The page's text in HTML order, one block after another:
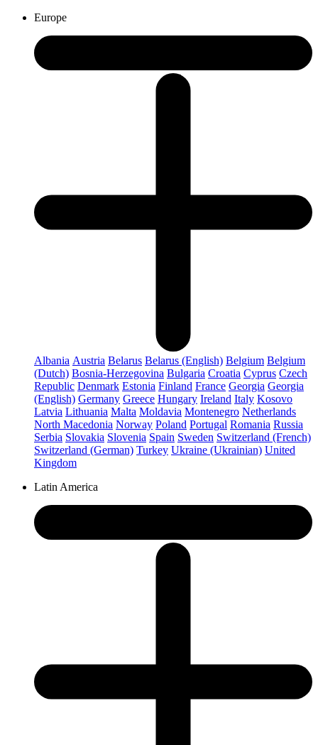
Europe
Albania Austria Belarus Belarus (English) Belgium Belgium
(Dutch) Bosnia-Herzegovina Bulgaria Croatia Cyprus Czech
Republic Denmark Estonia Finland France Georgia Georgia
(English) Germany Greece Hungary Ireland Italy Kosovo
Latvia Lithuania Malta Moldavia Montenegro Netherlands
North Macedonia Norway Poland Portugal Romania Russia
Serbia Slovakia Slovenia Spain Sweden Switzerland (French)
Switzerland (German) Turkey Ukraine (Ukrainian) United
Kingdom
Latin America